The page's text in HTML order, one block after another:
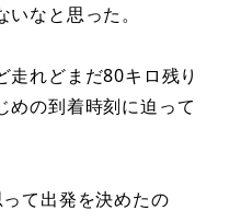
なと思った。
走れどまだ80キロ残り
めの到着時刻に迫って
て出発を決めたの